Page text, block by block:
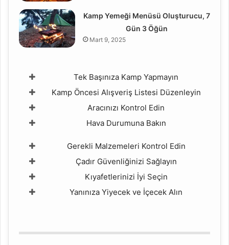
Kamp Yemeği Menüsü Oluşturucu, 7
Gün 3 Öğün
Mart 9, 2025
Tek Başınıza Kamp Yapmayın
Kamp Öncesi Alışveriş Listesi Düzenleyin
Aracınızı Kontrol Edin
Hava Durumuna Bakın
Gerekli Malzemeleri Kontrol Edin
Çadır Güvenliğinizi Sağlayın
Kıyafetlerinizi İyi Seçin
Yanınıza Yiyecek ve İçecek Alın